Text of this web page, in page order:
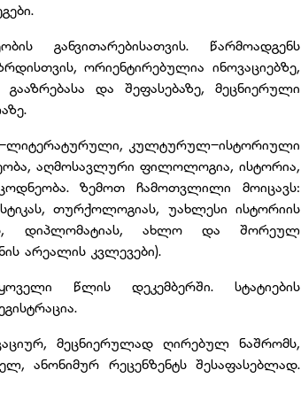
განვითარებისათვის. წარმოადგენს
ორიენტირებულია ინოვაციებზე,
და შეფასებაზე, მეცნიერული
კულტურულ–ისტორიული
აღმოსავლური ფილოლოგია, ისტორია,
ზემოთ ჩამოთვლილი მოიცავს:
თურქოლოგიას, უახლესი ისტორიის
დიპლომატიას, ახლო და შორეულ
არეალის კვლევები).
წლის დეკემბერში. სტატიების
მეცნიერულად ღირებულ ნაშრომს,
ანონიმურ რეცენზენტს შესაფასებლად.